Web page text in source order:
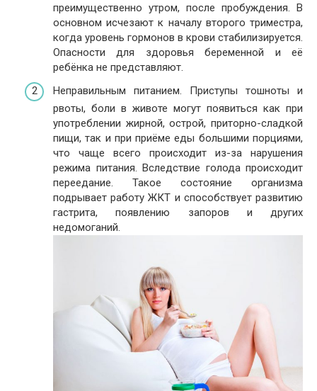
преимущественно утром, после пробуждения. В
основном исчезают к началу второго триместра,
когда уровень гормонов в крови стабилизируется.
Опасности для здоровья беременной и её
ребёнка не представляют.
Неправильным питанием. Приступы тошноты и
рвоты, боли в животе могут появиться как при
употреблении жирной, острой, приторно-сладкой
пищи, так и при приёме еды большими порциями,
что чаще всего происходит из-за нарушения
режима питания. Вследствие голода происходит
переедание. Такое состояние организма
подрывает работу ЖКТ и способствует развитию
гастрита, появлению запоров и других
недомоганий.